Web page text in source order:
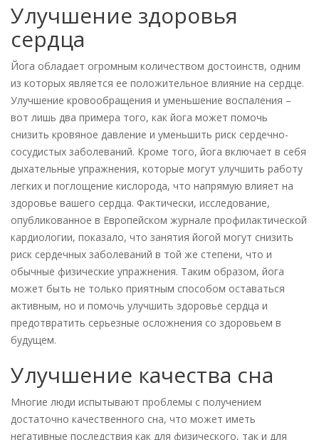
Улучшение здоровья
сердца
Йога обладает огромным количеством достоинств, одним
из которых является ее положительное влияние на сердце.
Улучшение кровообращения и уменьшение воспаления –
вот лишь два примера того, как йога может помочь
снизить кровяное давление и уменьшить риск сердечно-
сосудистых заболеваний. Кроме того, йога включает в себя
дыхательные упражнения, которые могут улучшить работу
легких и поглощение кислорода, что напрямую влияет на
здоровье вашего сердца. Фактически, исследование,
опубликованное в Европейском журнале профилактической
кардиологии, показало, что занятия йогой могут снизить
риск сердечных заболеваний в той же степени, что и
обычные физические упражнения. Таким образом, йога
может быть не только приятным способом оставаться
активным, но и помочь улучшить здоровье сердца и
предотвратить серьезные осложнения со здоровьем в
будущем.
Улучшение качества сна
Многие люди испытывают проблемы с получением
достаточно качественного сна, что может иметь
негативные последствия как для физического, так и для